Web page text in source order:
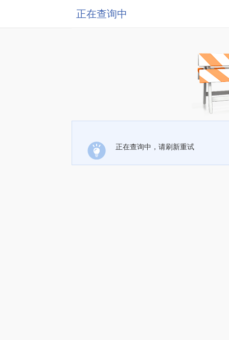
正在查询中
正在查询中，请刷新重试